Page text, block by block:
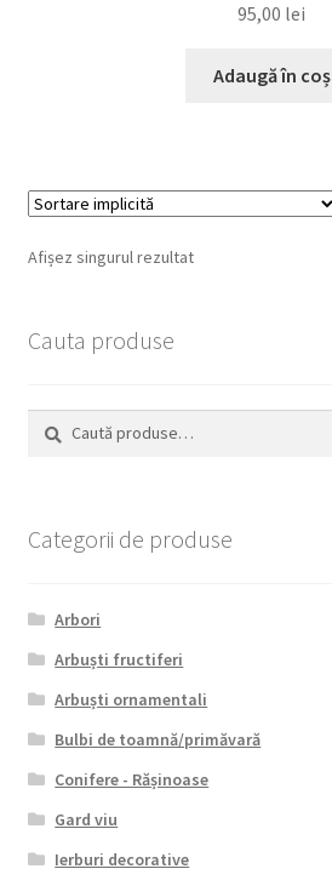
95,00 lei
Adaugă în coș
Afișez singurul rezultat
Cauta produse
Caută
după:
Caută
Categorii de produse
Arbori
Arbuști fructiferi
Arbuști ornamentali
Bulbi de toamnă/primăvară
Conifere - Rășinoase
Gard viu
Ierburi decorative